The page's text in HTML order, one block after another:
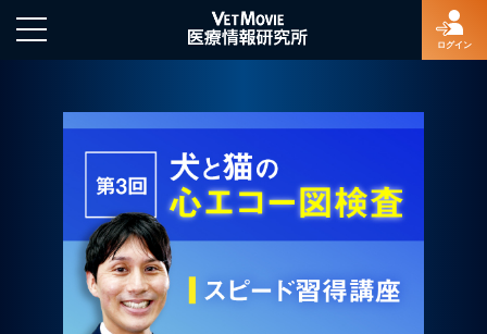
ログイン
HOME
ログイン
新規登録